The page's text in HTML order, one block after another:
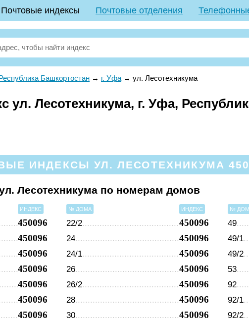
Почтовые индексы Почтовые отделения
Башкортостан → г. Уфа → ул. Лесотехникума
ул. Лесотехникума, г. Уфа,
ИНДЕКСЫ УЛ. ЛЕСОТЕХНИКУМА
Лесотехникума по номерам домов
ИНДЕКС
450096
450096
450096
450096
450096
450096
450096
№ ДОМА ИНДЕКС
22/2 450096
24 450096
24/1 450096
26 450096
26/2 450096
28 450096
30 450096
№
49
49/1
49/2
53
92
92/1
92/2